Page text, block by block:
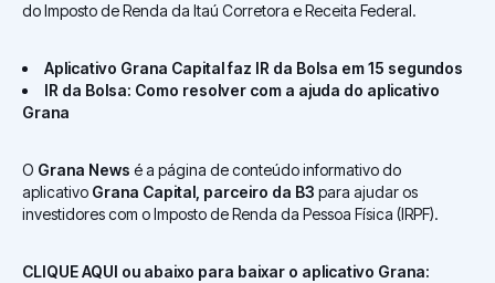
do Imposto de Renda da Itaú Corretora e Receita Federal.
Aplicativo Grana Capital faz IR da Bolsa em 15 segundos
IR da Bolsa: Como resolver com a ajuda do aplicativo
Grana
O Grana News é a página de conteúdo informativo do
aplicativo Grana Capital, parceiro da B3 para ajudar os
investidores com o Imposto de Renda da Pessoa Física (IRPF).
CLIQUE AQUI ou abaixo para baixar o aplicativo Grana: